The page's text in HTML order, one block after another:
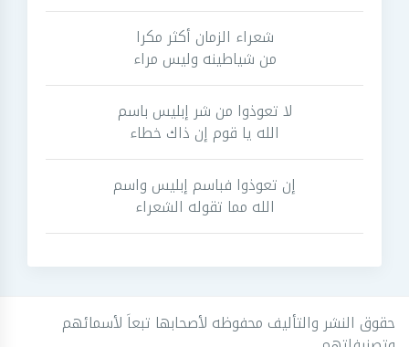
شعراء الزمان أكثر مكرا
من شياطينه وليس مراء
لا تعوذوا من شر إبليس باسم
الله يا قوم إن ذاك خطاء
إن تعوذوا فباسم إبليس واسم
الله مما تقوله الشعراء
حقوق النشر والتأليف محفوظه لأصحابها تبعاَ لأسمائهم